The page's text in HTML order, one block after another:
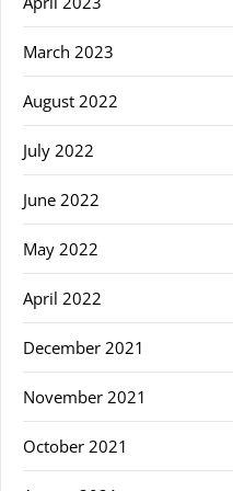
March 2023
August 2022
July 2022
June 2022
May 2022
April 2022
December 2021
November 2021
October 2021